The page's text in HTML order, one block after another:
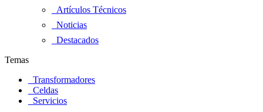
Artículos Técnicos
Noticias
Destacados
Temas
Transformadores
Celdas
Servicios